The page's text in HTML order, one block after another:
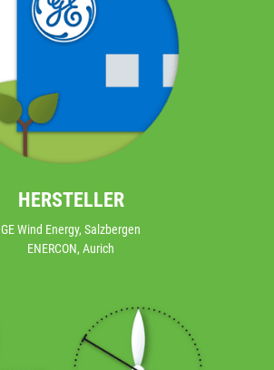
HERSTELLER
GE Wind Energy, Salzbergen
ENERCON, Aurich